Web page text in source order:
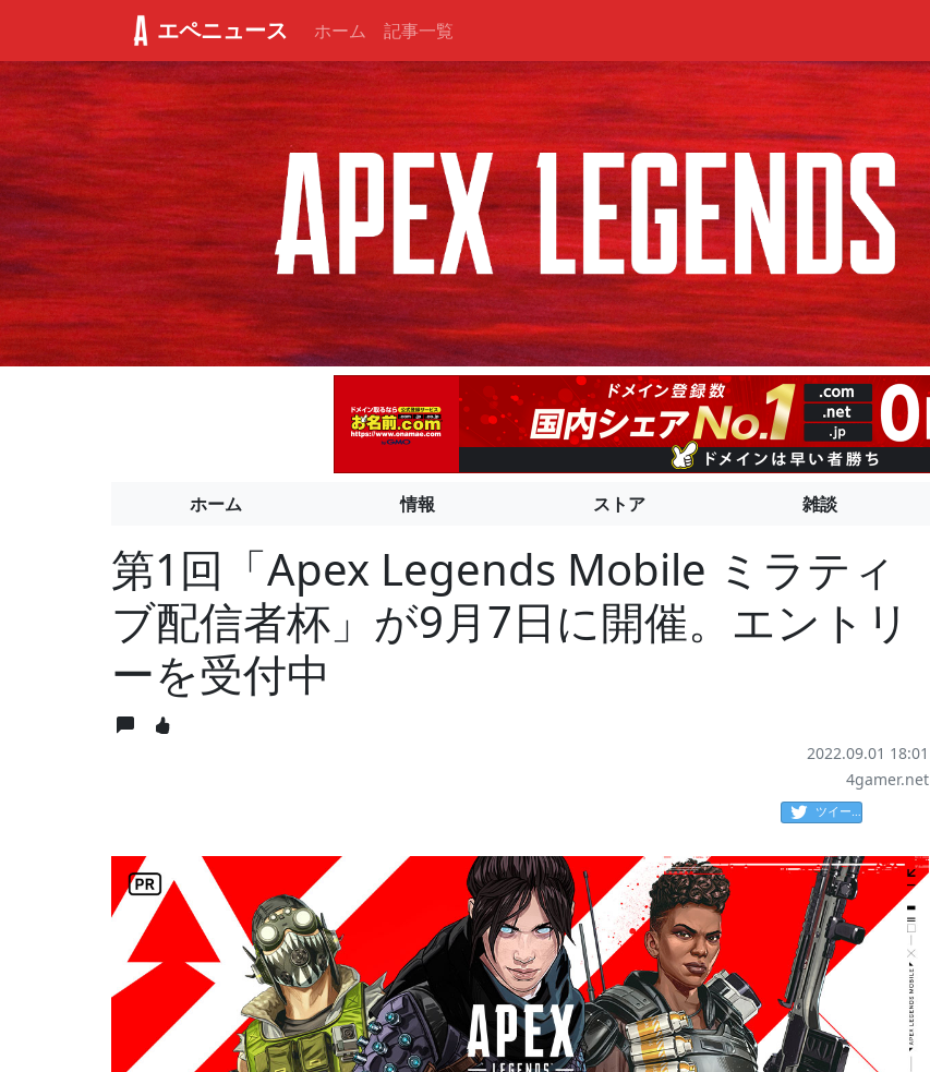
エペニュース ホーム 記事一覧
ホーム 情報 ストア 雑談
第1回「Apex Legends Mobile ミラティ
ブ配信者杯」が9月7日に開催。エントリ
ーを受付中
2022.09.01 18:01
4gamer.net
ツイート